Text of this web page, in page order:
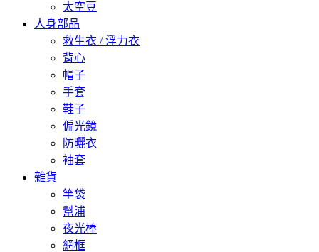
太空豆
人身部品
救生衣 / 浮力衣
背心
帽子
手套
鞋子
偏光鏡
防曬衣
袖套
雜貨
竿袋
幫浦
夜光棒
網框